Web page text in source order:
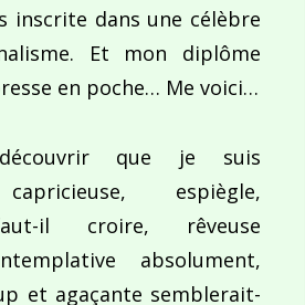
inscrite dans une célèbre
Et mon diplôme
en poche… Me voici…
que je suis
espiègle,
il croire, rêveuse
absolument,
et agaçante semblerait-